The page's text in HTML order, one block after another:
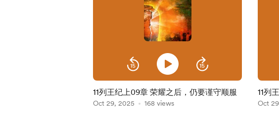
11列王纪上09章 荣耀之后，仍要谨守顺服
Oct 29, 2025 168 views
11列
Oct